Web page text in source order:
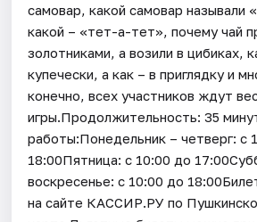
самовар, какой самовар называли
какой – «тет-а-тет», почему чай
золотниками, а возили в цибиках,
купечески, а как – в приглядку и
конечно, всех участников ждут
игры.Продолжительность: 35
работы:Понедельник – четверг: с
18:00Пятница: с 10:00 до
воскресенье: с 10:00 до
на сайте КАССИР.РУ по